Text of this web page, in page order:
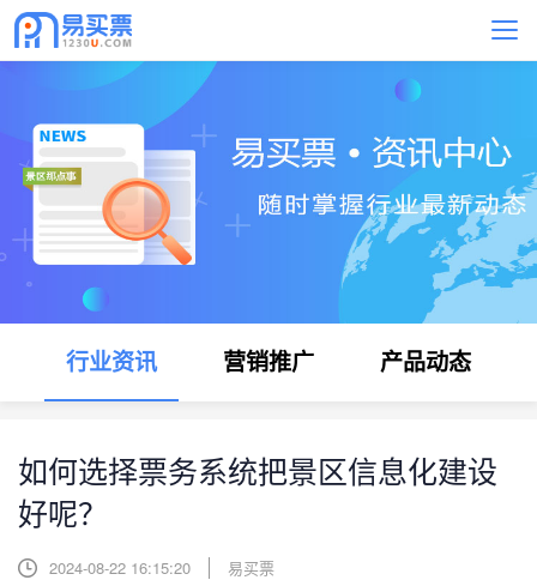
行业资讯 营销推广 产品动态
如何选择票务系统把景区信息化建设
好呢？
2024-08-22 16:15:20 易买票